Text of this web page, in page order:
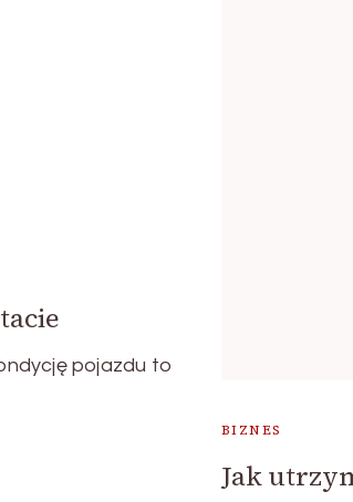
pojazdu to
BIZNES
Jak